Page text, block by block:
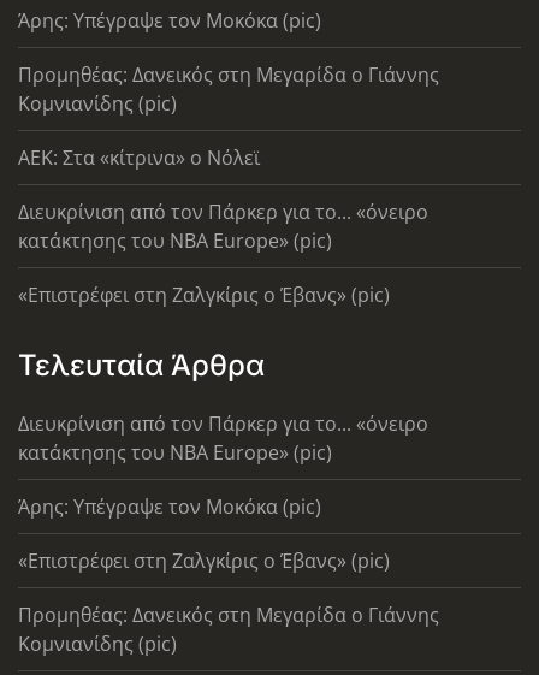
Άρης: Υπέγραψε τον Μοκόκα (pic)
Προμηθέας: Δανεικός στη Μεγαρίδα ο Γιάννης
Κομνιανίδης (pic)
AEK: Στα «κίτρινα» ο Νόλεϊ
Διευκρίνιση από τον Πάρκερ για το... «όνειρο
κατάκτησης του ΝΒΑ Europe» (pic)
«Επιστρέφει στη Ζαλγκίρις ο Έβανς» (pic)
Τελευταία Άρθρα
Διευκρίνιση από τον Πάρκερ για το... «όνειρο
κατάκτησης του ΝΒΑ Europe» (pic)
Άρης: Υπέγραψε τον Μοκόκα (pic)
«Επιστρέφει στη Ζαλγκίρις ο Έβανς» (pic)
Προμηθέας: Δανεικός στη Μεγαρίδα ο Γιάννης
Κομνιανίδης (pic)